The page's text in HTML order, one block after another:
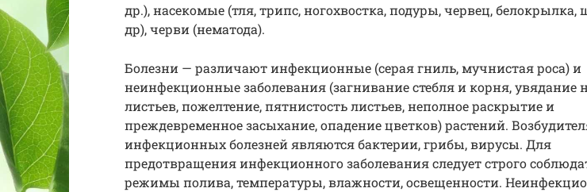
др.), насекомые (тля, трипс, ногохвостка, подуры, червец, белокрылка,
др), черви (нематода).
Болезни — различают инфекционные (серая гниль, мучнистая роса) и
неинфекционные заболевания (загнивание стебля и корня, увядание
листьев, пожелтение, пятнистость листьев, неполное раскрытие и
преждевременное засыхание, опадение цветков) растений.
инфекционных болезней являются бактерии, грибы, вирусы. Для
предотвращения инфекционного заболевания следует строго
режимы полива, температуры, влажности, освещенности.